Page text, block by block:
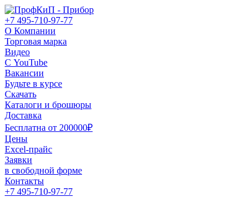
+7 495-710-97-77
О Компании
Торговая марка
Видео
С YouTube
Вакансии
Будьте в курсе
Скачать
Каталоги и брошюры
Доставка
Бесплатна от 200000₽
Цены
Excel-прайс
Заявки
в свободной форме
Контакты
+7 495-710-97-77